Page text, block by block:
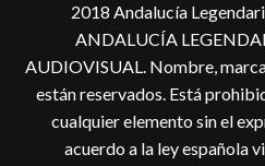
2018 Andalucía
ANDALUCÍA
AUDIOVISUAL. Nombre,
están reservados. Está
cualquier elemento sin el
acuerdo a la ley española